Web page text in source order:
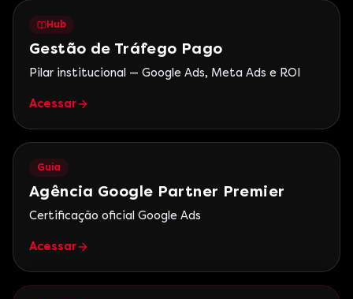
Hub
Gestão de Tráfego Pago
Pilar institucional — Google Ads, Meta Ads e ROI
Acessar
Guia
Agência Google Partner Premier
Certificação oficial Google Ads
Acessar